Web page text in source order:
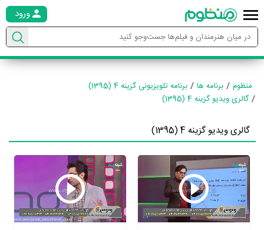
ورود
منظوم برنامه ها
برنامه تلویزیونی گزینه 4 (1395)
گالری ویدیو گزینه 4 (1395)
گالری ویدیو گزینه 4 (1395)